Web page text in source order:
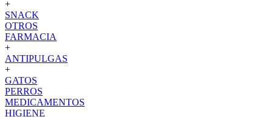
+
SNACK
OTROS
FARMACIA
+
ANTIPULGAS
+
GATOS
PERROS
MEDICAMENTOS
HIGIENE